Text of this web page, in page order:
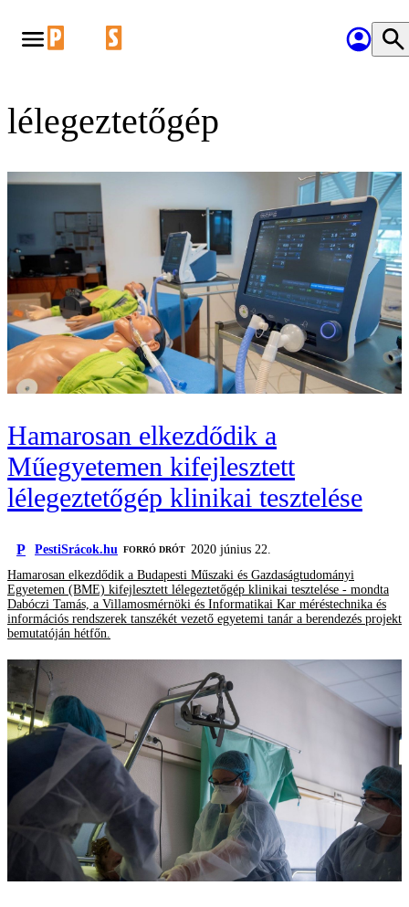
lélegeztetőgép
Hamarosan elkezdődik a
Műegyetemen kifejlesztett
lélegeztetőgép klinikai tesztelése
P PestiSrácok.hu FORRÓ DRÓT 2020 június 22.
Hamarosan elkezdődik a Budapesti Műszaki és Gazdaságtudományi
Egyetemen (BME) kifejlesztett lélegeztetőgép klinikai tesztelése - mondta
Dabóczi Tamás, a Villamosmérnöki és Informatikai Kar méréstechnika és
információs rendszerek tanszékét vezető egyetemi tanár a berendezés projekt
bemutatóján hétfőn.